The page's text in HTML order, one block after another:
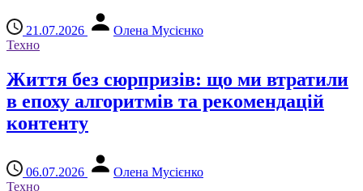
21.07.2026
Олена Мусієнко
Техно
Життя без сюрпризів: що ми втратили
в епоху алгоритмів та рекомендацій
контенту
06.07.2026
Олена Мусієнко
Техно